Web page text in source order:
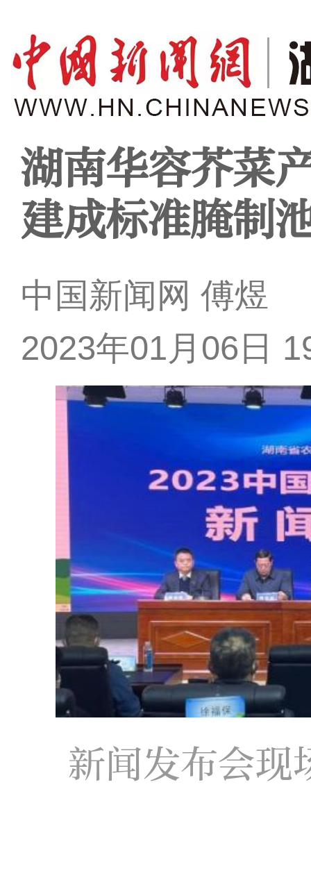
湖南华容芥
建成标准腌制
中国新闻网 傅煜
2023年01月06日
新闻发布会